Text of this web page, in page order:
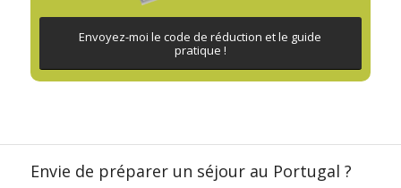
Envoyez-moi le code de réduction et le guide
pratique !
Envie de préparer un séjour au Portugal ?